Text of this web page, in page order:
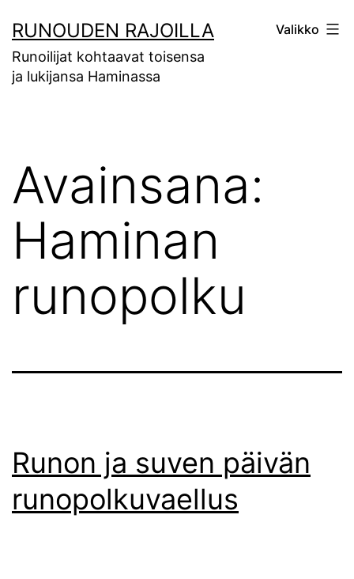
sisältöön
RUNOUDEN RAJOILLA
Runoilijat kohtaavat toisensa
ja lukijansa Haminassa
Valikko
Avainsana:
Haminan
runopolku
Runon ja suven päivän
runopolkuvaellus